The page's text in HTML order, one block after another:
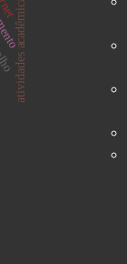
atividades acadêmicas